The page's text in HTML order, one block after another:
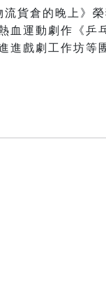
貨倉的晚上》
血運動劇作《乒
進戲劇工作坊等